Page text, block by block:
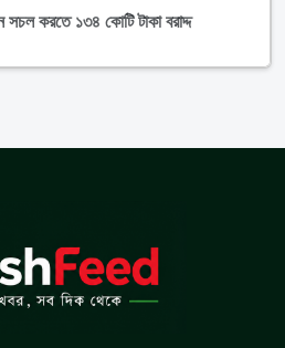
সচল করতে ১৩৪ কোটি টাকা বরাদ্দ